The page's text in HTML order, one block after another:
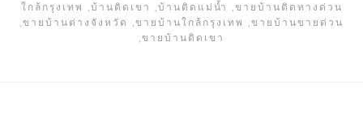
ใกล้กรุงเทพ ,บ้านติดเขา ,บ้านติดแม่น้ำ ,ขายบ้านติดทางด่วน
,ขายบ้านต่างจังหวัด ,ขายบ้านใกล้กรุงเทพ ,ขายบ้านขายด่วน
,ขายบ้านติดเขา